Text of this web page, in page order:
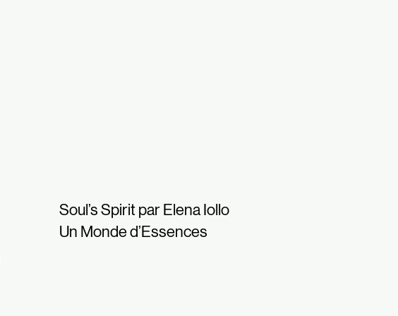
Soul’s Spirit par Elena Iollo
Un Monde d’Essences